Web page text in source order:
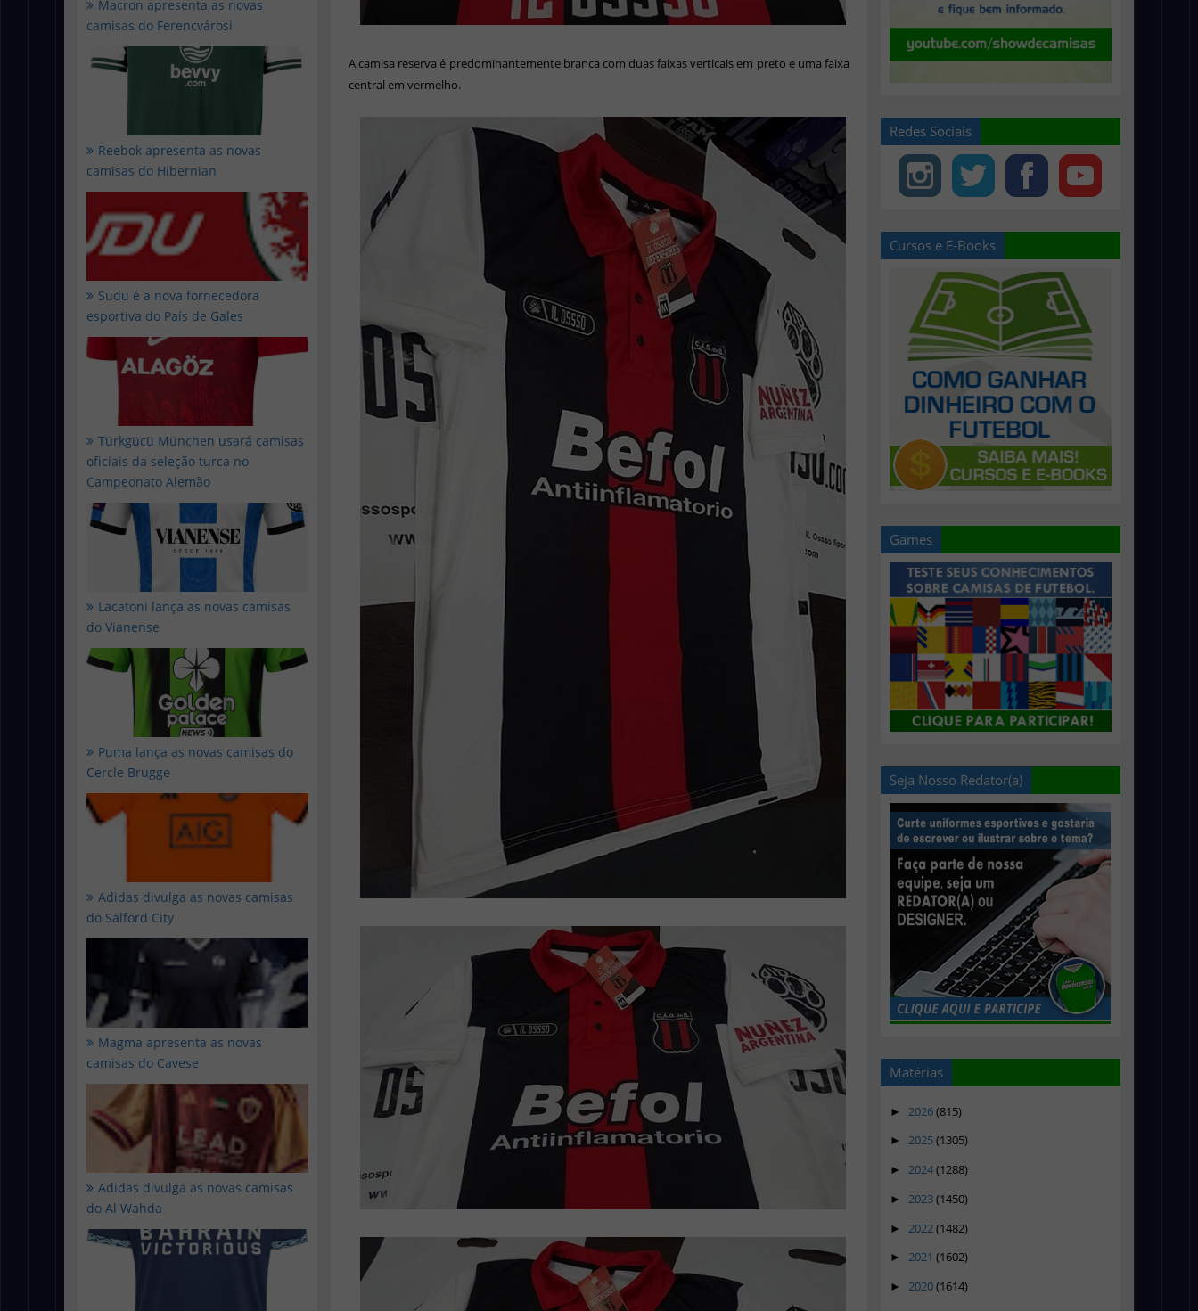
Macron apresenta as novas
camisas do Ferencvárosi
Reebok apresenta as novas
camisas do Hibernian
Sudu é a nova fornecedora
esportiva do País de Gales
Türkgücü München usará camisas
oficiais da seleção turca no
Campeonato Alemão
Lacatoni lança as novas camisas
do Vianense
Puma lança as novas camisas do
Cercle Brugge
Adidas divulga as novas camisas
do Salford City
Magma apresenta as novas
camisas do Cavese
Adidas divulga as novas camisas
do Al Wahda
A camisa reserva é predominantemente branca com duas faixas verticais em preto e uma faixa
central em vermelho.
Redes Sociais
Cursos e E-Books
Games
Seja Nosso Redator(a)
Matérias
► 2026(815)
► 2025(1305)
► 2024(1288)
► 2023(1450)
► 2022(1482)
► 2021 (1602)
► 2020(1614)